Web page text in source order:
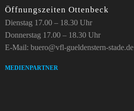
Öffnungszeiten Ottenbeck
Dienstag 17.00 – 18.30 Uhr
Donnerstag 17.00 – 18.30 Uhr
E-Mail: buero@vfl-gueldenstern-stade.de
MEDIENPARTNER